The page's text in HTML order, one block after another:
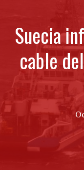
Suecia
cable